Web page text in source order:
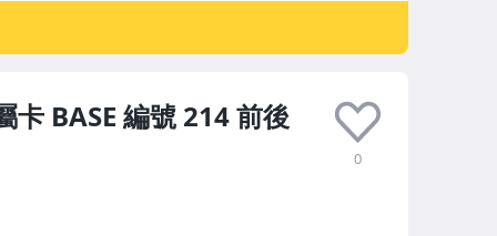
卡 BASE 編號 214 前後
0